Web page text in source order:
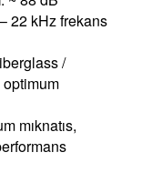
22 kHz frekans
/
optimum
mıknatıs,